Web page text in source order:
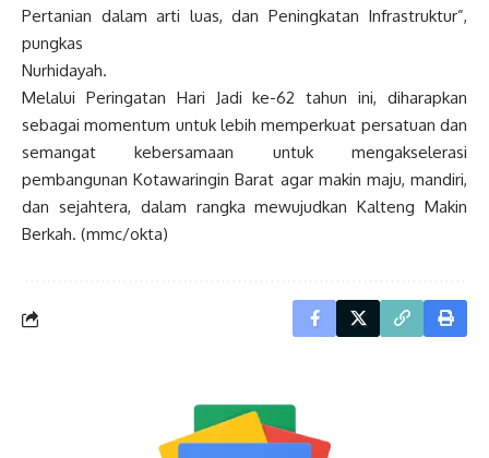
Pertanian dalam arti luas, dan Peningkatan Infrastruktur”,
pungkas
Nurhidayah.
Melalui Peringatan Hari Jadi ke-62 tahun ini, diharapkan
sebagai momentum untuk lebih memperkuat persatuan dan
semangat kebersamaan untuk mengakselerasi
pembangunan Kotawaringin Barat agar makin maju, mandiri,
dan sejahtera, dalam rangka mewujudkan Kalteng Makin
Berkah. (mmc/okta)